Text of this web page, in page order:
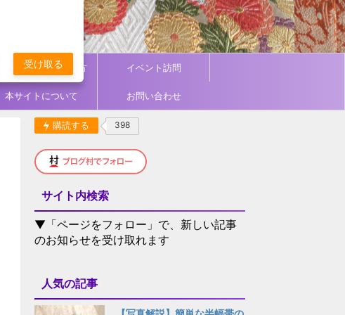
コーディネート／着方 イベント訪問
本サイトについて お問い合わせ
購読する 398
サイト内検索
▼「ページをフォロー」で、新しい記事
のお知らせを受け取れます
人気の記事
受け取る